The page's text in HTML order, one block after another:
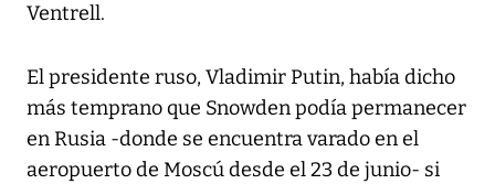
Ventrell.
El presidente ruso, Vladimir Putin, había dicho
más temprano que Snowden podía permanecer
en Rusia -donde se encuentra varado en el
aeropuerto de Moscú desde el 23 de junio- si